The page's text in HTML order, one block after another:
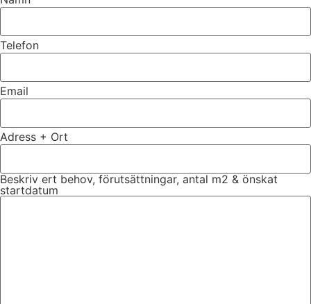
Telefon
Email
Adress + Ort
Beskriv ert behov, förutsättningar, antal m2 & önskat
startdatum